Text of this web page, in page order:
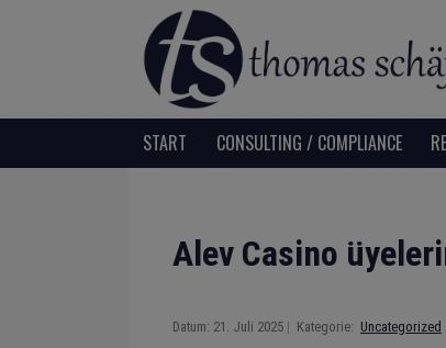
START CONSULTING / COMPLIANCE
Alev Casino
Datum: 21. Juli 2025 | Kategorie: Uncategorized